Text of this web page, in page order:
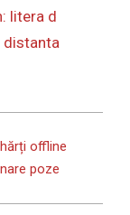
litera d
distanta
offline
poze